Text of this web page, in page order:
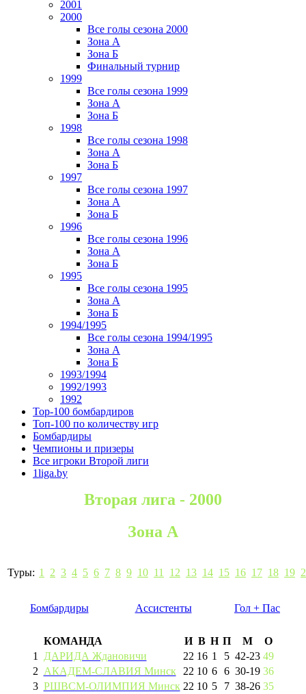
2001
2000
Все голы сезона 2000
Зона А
Зона Б
Финальный турнир
1999
Все голы сезона 1999
Зона А
Зона Б
1998
Все голы сезона 1998
Зона А
Зона Б
1997
Все голы сезона 1997
Зона А
Зона Б
1996
Все голы сезона 1996
Зона А
Зона Б
1995
Все голы сезона 1995
Зона А
Зона Б
1994/1995
Все голы сезона 1994/1995
Зона А
Зона Б
1993/1994
1992/1993
1992
Top-100 бомбардиров
Топ-100 по количеству игр
Бомбардиры
Чемпионы и призеры
Все игроки Второй лиги
1liga.by
Вторая лига - 2000
Зона А
Туры: 1 2 3 4 5 6 7 8 9 10 11 12 13 14 15 16 17 18 19
Бомбардиры Ассистенты Гол + Пас
КОМАНДА И В Н П М
О
1
ДАРИДА Ждановичи 22 16 1 5 42-23 49
2 АКАДЕМ-СЛАВИЯ Минск 22 10 6 6 30-19 36
3 РШВСМ-ОЛИМПИЯ Минск 22 10 5 7 38-26 35